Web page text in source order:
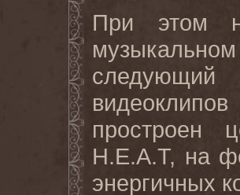
При этом
простроен
H.E.A.T, на
энергичных